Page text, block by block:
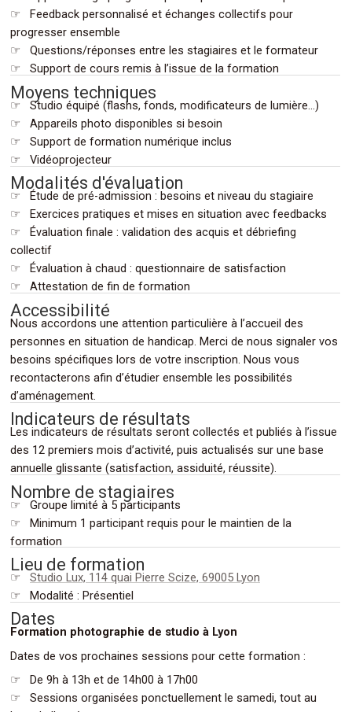
☞ Feedback personnalisé et échanges collectifs pour
progresser ensemble
☞ Questions/réponses entre les stagiaires et le formateur
☞ Support de cours remis à l’issue de la formation
Moyens techniques
☞ Studio équipé (flashs, fonds, modificateurs de lumière…)
☞ Appareils photo disponibles si besoin
☞ Support de formation numérique inclus
☞ Vidéoprojecteur
Modalités d'évaluation
☞ Étude de pré-admission : besoins et niveau du stagiaire
☞ Exercices pratiques et mises en situation avec feedbacks
☞ Évaluation finale : validation des acquis et débriefing
collectif
☞ Évaluation à chaud : questionnaire de satisfaction
☞ Attestation de fin de formation
Accessibilité
Nous accordons une attention particulière à l’accueil des
personnes en situation de handicap. Merci de nous signaler vos
besoins spécifiques lors de votre inscription. Nous vous
recontacterons afin d’étudier ensemble les possibilités
d’aménagement.
Indicateurs de résultats
Les indicateurs de résultats seront collectés et publiés à l’issue
des 12 premiers mois d’activité, puis actualisés sur une base
annuelle glissante (satisfaction, assiduité, réussite).
Nombre de stagiaires
☞ Groupe limité à 5 participants
☞ Minimum 1 participant requis pour le maintien de la
formation
Lieu de formation
☞ Studio Lux, 114 quai Pierre Scize, 69005 Lyon
☞ Modalité : Présentiel
Dates
Formation photographie de studio à Lyon
Dates de vos prochaines sessions pour cette formation :
☞ De 9h à 13h et de 14h00 à 17h00
☞ Sessions organisées ponctuellement le samedi, tout au